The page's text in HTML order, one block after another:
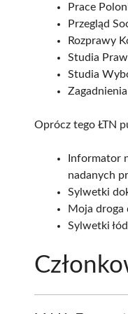
Prace
Przegląd
Rozprawy
Studia
Studia
Oprócz tego ŁTN
Informator
nadanych
Sylwetki
Moja droga
Sylwetki